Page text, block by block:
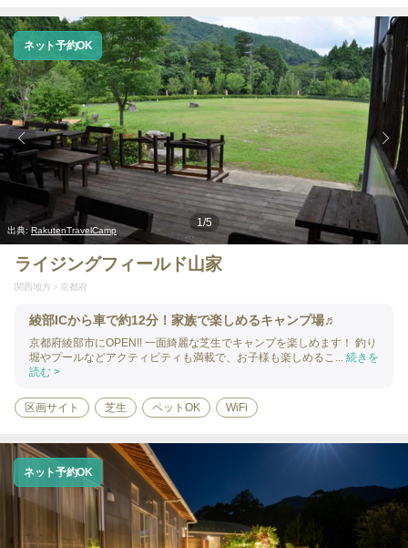
出典:RakutenTravelCamp
1/5
ネット予約OK
ライジングフィールド山家
関西地方 京都府
綾部ICから車で約12分！家族で楽しめるキャンプ場♬
京都府綾部市にOPEN!! 一面綺麗な芝生でキャンプを楽しめます！ 釣り
堀やプールなどアクティビティも満載で、お子様も楽しめるこ... 続きを
読む >
区画サイト 芝生 ペットOK WiFi
ネット予約OK